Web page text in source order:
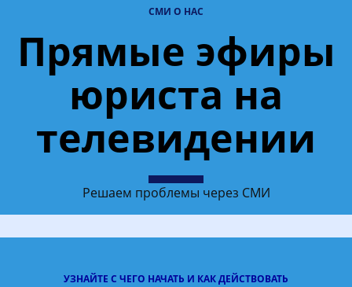
СМИ О НАС
Прямые эфиры
юриста на
телевидении
Решаем проблемы через СМИ
УЗНАЙТЕ С ЧЕГО НАЧАТЬ И КАК ДЕЙСТВОВАТЬ